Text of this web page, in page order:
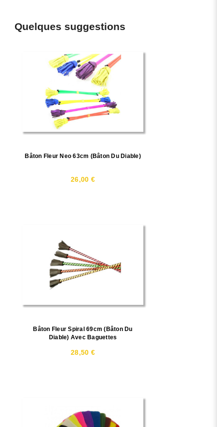
Quelques suggestions
Bâton Fleur Neo 63cm (bâton Du Diable)
26,00 €
Bâton Fleur Spiral 69cm (bâton Du
Diable) Avec Baguettes
28,50 €